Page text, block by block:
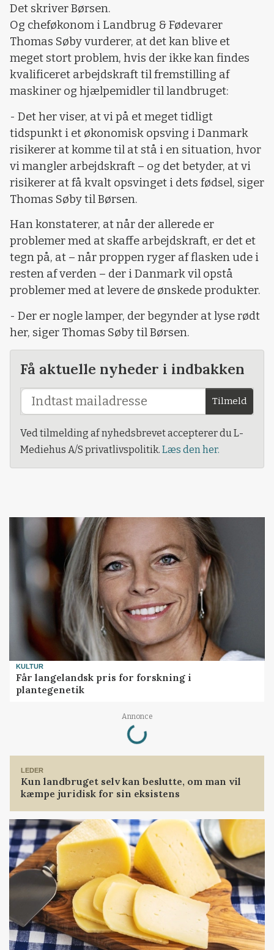
Det skriver Børsen.
Og cheføkonom i Landbrug & Fødevarer
Thomas Søby vurderer, at det kan blive et
meget stort problem, hvis der ikke kan findes
kvalificeret arbejdskraft til fremstilling af
maskiner og hjælpemidler til landbruget:
- Det her viser, at vi på et meget tidligt
tidspunkt i et økonomisk opsving i Danmark
risikerer at komme til at stå i en situation, hvor
vi mangler arbejdskraft – og det betyder, at vi
risikerer at få kvalt opsvinget i dets fødsel, siger
Thomas Søby til Børsen.
Han konstaterer, at når der allerede er
problemer med at skaffe arbejdskraft, er det et
tegn på, at – når proppen ryger af flasken ude i
resten af verden – der i Danmark vil opstå
problemer med at levere de ønskede produkter.
- Der er nogle lamper, der begynder at lyse rødt
her, siger Thomas Søby til Børsen.
Få aktuelle nyheder i indbakken
Tilmeld
Ved tilmelding af nyhedsbrevet accepterer du L-
Mediehus A/S privatlivspolitik. Læs den her.
KULTUR
Får langelandsk pris for forskning i
plantegenetik
Annonce
Loading...
LEDER
Kun landbruget selv kan beslutte, om man vil
kæmpe juridisk for sin eksistens